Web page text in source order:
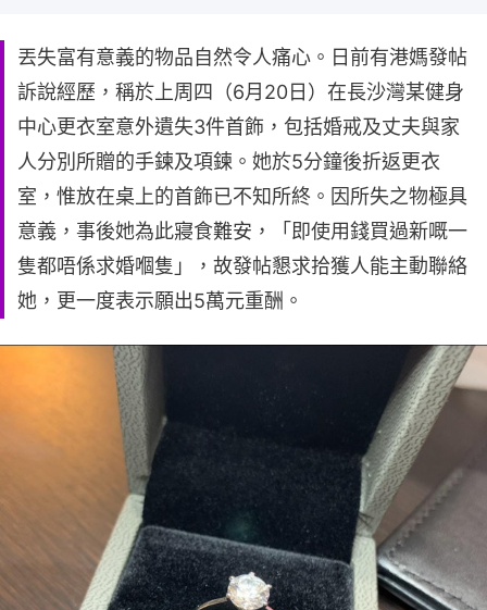
丟失富有意義的物品自然令人痛心。日前有港媽發帖
訴說經歷，稱於上周四（6月20日）在長沙灣某健身
中心更衣室意外遺失3件首飾，包括婚戒及丈夫與家
人分別所贈的手鍊及項鍊。她於5分鐘後折返更衣
室，惟放在桌上的首飾已不知所終。因所失之物極具
意義，事後她為此寢食難安，「即使用錢買過新嘅一
隻都唔係求婚嗰隻」，故發帖懇求拾獲人能主動聯絡
她，更一度表示願出5萬元重酬。